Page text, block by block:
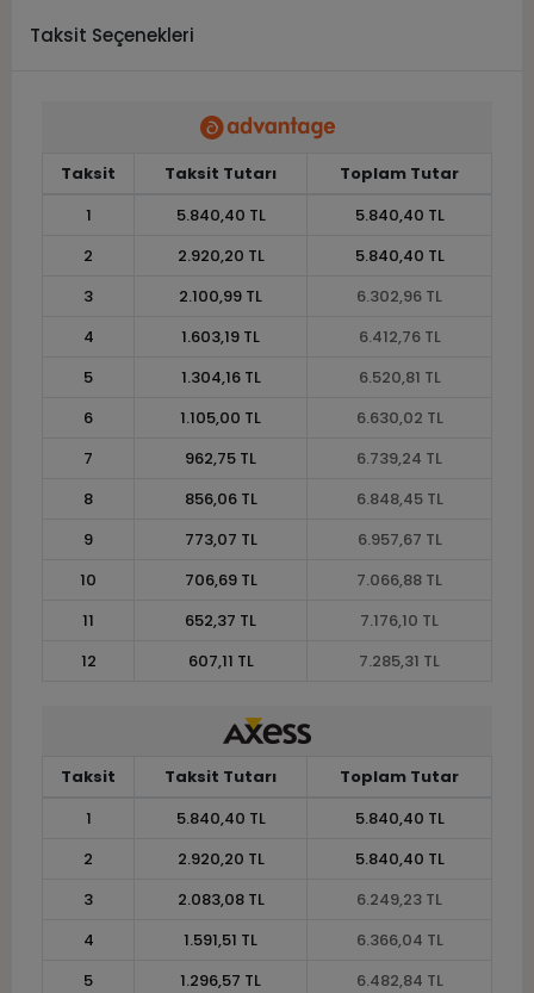
Taksit Seçenekleri
Taksit Taksit Tutarı
Toplam Tutar
1
5.840,40 TL
5.840,40 TL
2
2.920,20 TL
5.840,40 TL
3
2.100,99 TL
6.302,96 TL
4
1.603,19 TL
6.412,76 TL
5
1.304,16 TL
6.520,81 TL
6
1.105,00 TL
6.630,02 TL
7
962,75 TL
6.739,24 TL
8
856,06 TL
6.848,45 TL
9
773,07 TL
6.957,67 TL
10
706,69 TL
7.066,88 TL
11
652,37 TL
7.176,10 TL
12
607,11 TL 7.285,31 TL
Taksit Taksit Tutarı
Toplam Tutar
1
5.840,40 TL
5.840,40 TL
2
2.920,20 TL
5.840,40 TL
3
2.083,08 TL
6.249,23 TL
4
1.591,51 TL
6.366,04 TL
5
1.296,57 TL
6.482,84 TL